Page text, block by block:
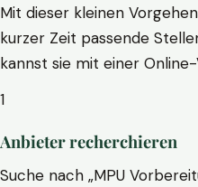
Mit dieser kleinen
kurzer Zeit passende
kannst sie mit einer
1
Anbieter recherchieren
Suche nach „MPU